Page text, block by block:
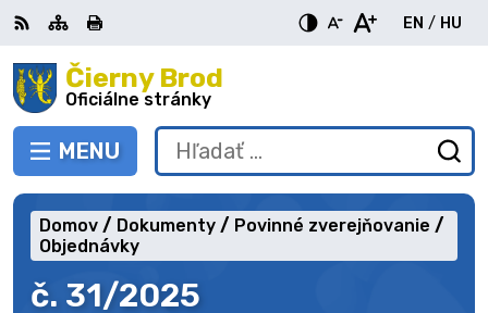
Preskočiť
na
obsah Čierny Brod
Oficiálne stránky
PREPNÚŤ
MENU
RSS MapaTlačiť
EN
English
/ HU
Hľadať:
č. 31/2025
Domov Dokumenty
Povinné zverejňovanie
Objednávky